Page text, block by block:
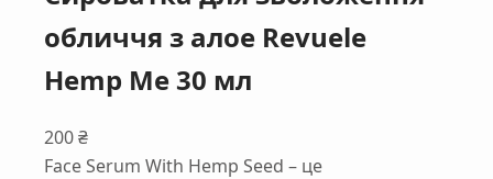
обличчя з алое Revuele
Hemp Me 30 мл
200₴
Face Serum With Hemp Seed – це